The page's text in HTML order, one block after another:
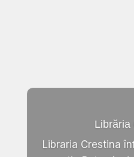
Librăria
Libraria Crestina